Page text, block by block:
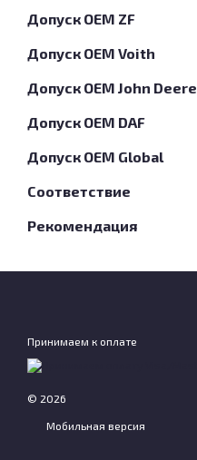
Допуск OEM ZF
Допуск OEM Voith
Допуск OEM John Deere
Допуск OEM DAF
Допуск OEM Global
Соответствие
Рекомендация
Принимаем к оплате
© 2026
Мобильная версия